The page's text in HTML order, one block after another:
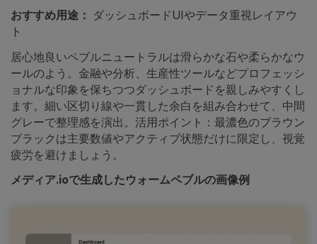
おすすめ用途：
ダッシュボードUIやデータ重視レイアウ
ト
居心地良いペブルニュートラルは滑らかな石や柔らかなウ
ールのよう。金融や分析、生産性ツールなどプロフェッシ
ョナルな印象を保ちつつダッシュボードを親しみやすくし
ます。細い区切り線や一貫した余白を組み合わせて、中間
グレーで整理感を演出。活用ポイント：最濃色のブラウン
ブラックは主要数値やアクティブ状態だけに限定し、視覚
疲労を避けましょう。
メディア.ioで生成したウォームペブルの画像例